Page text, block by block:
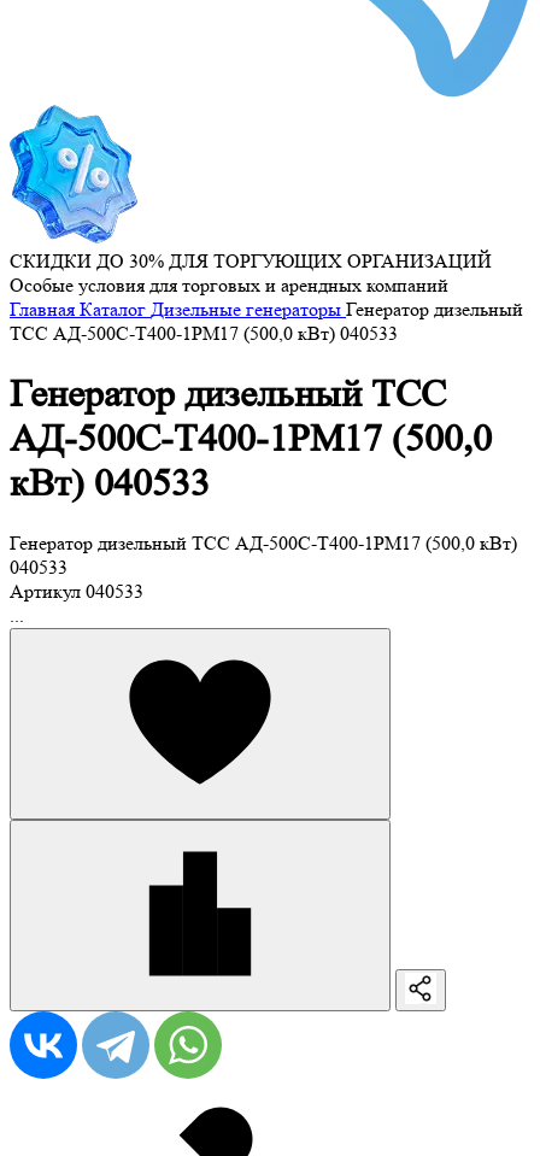
СКИДКИ ДО 30% ДЛЯ ТОРГУЮЩИХ ОРГАНИЗАЦИЙ
Особые условия для торговых и арендных компаний
Главная Каталог Дизельные генераторы Генератор дизельный
ТСС АД-500С-Т400-1РМ17 (500,0 кВт) 040533
Генератор дизельный ТСС
АД-500С-Т400-1РМ17 (500,0
кВт) 040533
Генератор дизельный ТСС АД-500С-Т400-1РМ17 (500,0 кВт)
040533
Артикул 040533
...